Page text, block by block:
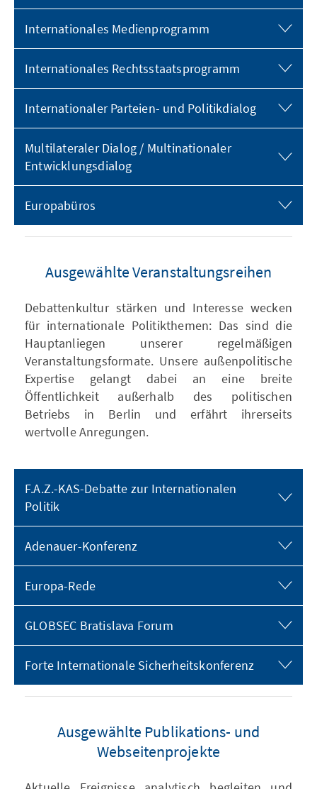
Internationales Medienprogramm
Internationales Rechtsstaatsprogramm
Internationaler Parteien- und Politikdialog
Multilateraler Dialog / Multinationaler
Entwicklungsdialog
Europabüros
Ausgewählte Veranstaltungsreihen
Debattenkultur stärken und Interesse wecken
für internationale Politikthemen: Das sind die
Hauptanliegen unserer regelmäßigen
Veranstaltungsformate. Unsere außenpolitische
Expertise gelangt dabei an eine breite
Öffentlichkeit außerhalb des politischen
Betriebs in Berlin und erfährt ihrerseits
wertvolle Anregungen.
F.A.Z.-KAS-Debatte zur Internationalen
Politik
Adenauer-Konferenz
Europa-Rede
GLOBSEC Bratislava Forum
Forte Internationale Sicherheitskonferenz
Ausgewählte Publikations- und
Webseitenprojekte